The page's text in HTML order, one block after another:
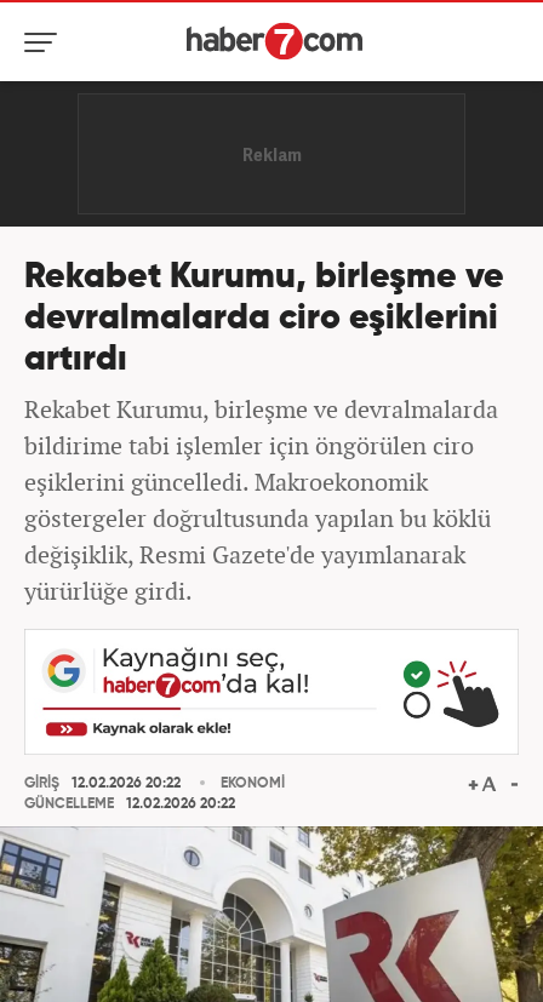
Rekabet Kurumu, birleşme ve
devralmalarda ciro eşiklerini
artırdı
Rekabet Kurumu, birleşme ve devralmalarda
bildirime tabi işlemler için öngörülen ciro
eşiklerini güncelledi. Makroekonomik
göstergeler doğrultusunda yapılan bu köklü
değişiklik, Resmi Gazete'de yayımlanarak
yürürlüğe girdi.
GİRİŞ
12.02.2026 20:22
GÜNCELLEME
12.02.2026 20:22
EKONOMİ